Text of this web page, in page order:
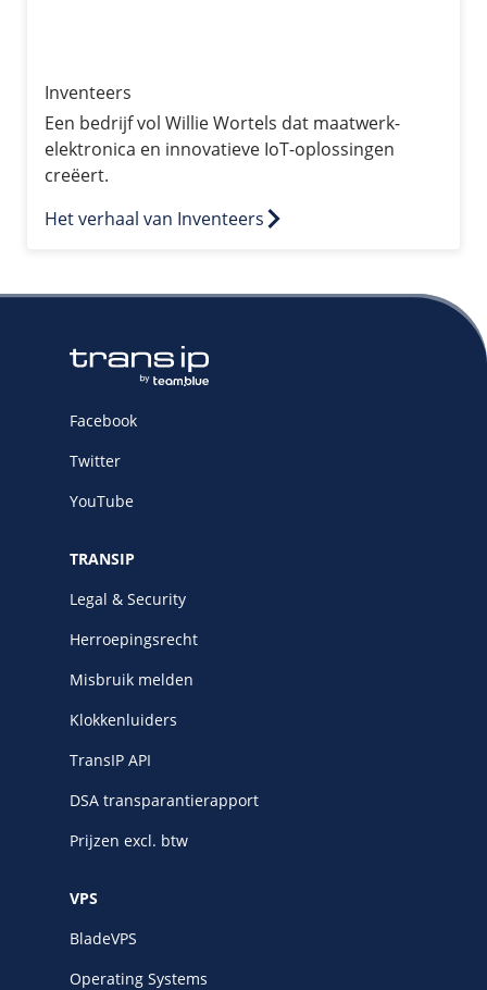
Inventeers
Een bedrijf vol Willie Wortels dat maatwerk-
elektronica en innovatieve IoT-oplossingen
creëert.
Het verhaal van Inventeers
Facebook
Twitter
YouTube
TRANSIP
Legal & Security
Herroepingsrecht
Misbruik melden
Klokkenluiders
TransIP API
DSA transparantierapport
Prijzen excl. btw
VPS
BladeVPS
Operating Systems